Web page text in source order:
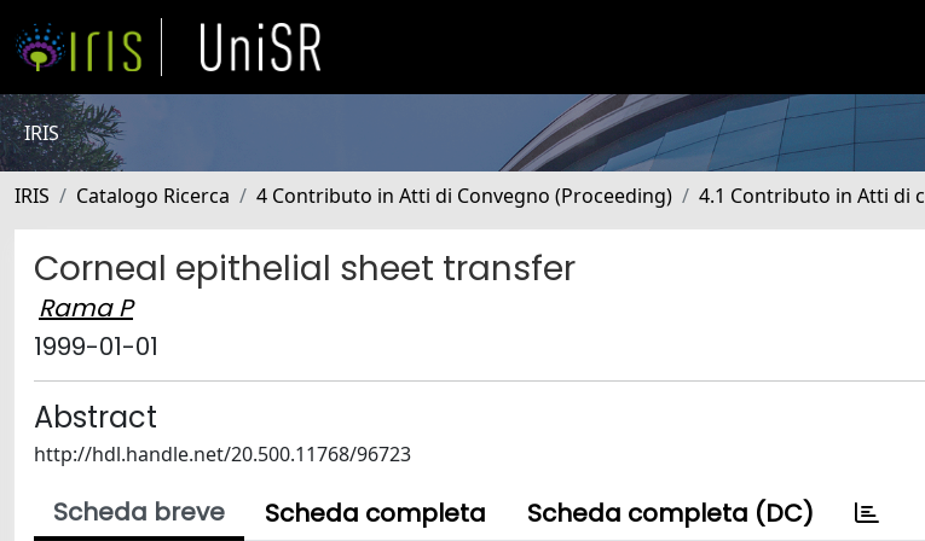
IRIS
IRIS Catalogo Ricerca 4 Contributo in Atti di Convegno (Proceeding) 4.1 Contributo in Atti di
Corneal epithelial sheet transfer
Rama P
1999-01-01
Abstract
http://hdl.handle.net/20.500.11768/96723
Scheda breve Scheda completa Scheda completa (DC)